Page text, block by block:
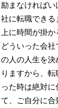
励まなければ
社に転職できる
上に時間が掛か
どういった会
の人の人生を決
りますから、
った時は絶対
て、ご自分に合